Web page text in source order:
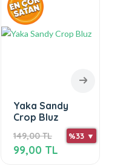
Yaka Sandy
Crop Bluz
149,00 TL %33 ▼
99,00 TL